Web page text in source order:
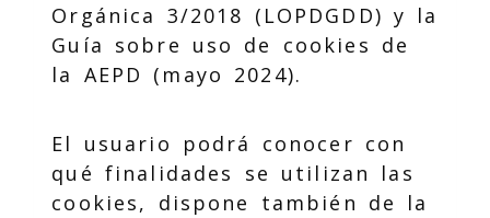
Orgánica 3/2018 (LOPDGDD) y la
Guía sobre uso de cookies de
la AEPD (mayo 2024).
El usuario podrá conocer con
qué finalidades se utilizan las
cookies, dispone también de la